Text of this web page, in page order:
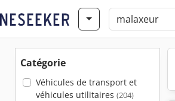
Catégorie
Véhicules de transport et
véhicules utilitaires (204)